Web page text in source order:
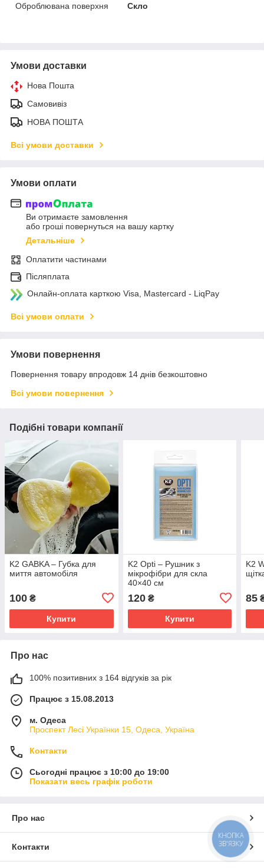
Оброблювана поверхня
Скло
Умови доставки
Нова Пошта
Самовивіз
НОВА ПОШТА
Всі умови доставки
Умови оплати
Ви отримаєте замовлення
або гроші повернуться на вашу картку
Детальніше
Оплатити частинами
Післяплата
Онлайн-оплата карткою Visa, Mastercard - LiqPay
Всі умови оплати
Умови повернення
Повернення товару впродовж 14 днів безкоштовно
Всі умови повернення
Подібні товари компанії
K2 GABKA – Губка для
миття автомобіля
100 ₴
Купити
K2 Opti – Рушник з
мікрофібри для скла
40×40 см
120₴
Купити
K2
85
Про нас
100% позитивних з 164 відгуків за рік
Працює з 15.08.2013
м. Одеса
Проспект Лесі Українки 15, Одеса, Україна
Контакти
Сьогодні працює з 10:00 до 19:00
Показати весь графік роботи
Про нас
Контакти
КНОПКА
ЗВ'ЯЗКУ